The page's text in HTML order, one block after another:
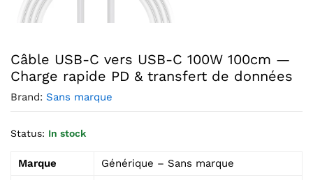
Câble USB-C vers USB-C 100W 100cm —
Charge rapide PD & transfert de données
Brand: Sans marque
Status: In stock
Marque Générique – Sans marque